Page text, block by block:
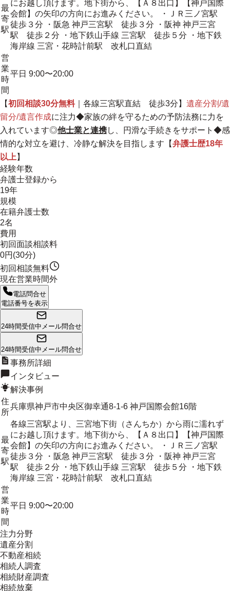
最
寄
駅
にお越し頂けます。地下街から、【Ａ８出口】【神戸国際
会館】の矢印の方向にお進みください。 ・ＪＲ三ノ宮駅
徒歩３分 ・阪急 神戸三宮駅 徒歩３分 ・阪神 神戸三宮
駅 徒歩２分 ・地下鉄山手線 三宮駅 徒歩５分 ・地下鉄
海岸線 三宮・花時計前駅 改札口直結
営
業
時
間
平日 9:00〜20:00
【初回相談30分無料｜各線三宮駅直結 徒歩3分】 遺産分割/遺
留分/遺言作成に注力◆家族の絆を守るための予防法務に力を
入れています◎他士業と連携し、円滑な手続きをサポート◆感
情的な対立を避け、冷静な解決を目指します【弁護士歴18年
以上 】
経験年数
弁護士登録から
19年
規模
在籍弁護士数
2名
費用
初回面談相談料
0円(30分)
初回相談無料
現在営業時間外
電話問合せ
電話番号を表示
24時間受信中 メール問合せ
24時間受信中 メール問合せ
事務所詳細
インタビュー
解決事例
住
所
兵庫県神戸市中央区御幸通8-1-6 神戸国際会館16階
最
寄
駅
各線三宮駅より、三宮地下街（さんちか）から雨に濡れず
にお越し頂けます。地下街から、【Ａ８出口】【神戸国際
会館】の矢印の方向にお進みください。 ・ＪＲ三ノ宮駅
徒歩３分 ・阪急 神戸三宮駅 徒歩３分 ・阪神 神戸三宮
駅 徒歩２分 ・地下鉄山手線 三宮駅 徒歩５分 ・地下鉄
海岸線 三宮・花時計前駅 改札口直結
営
業
時
間
平日 9:00〜20:00
注力分野
遺産分割
不動産相続
相続人調査
相続財産調査
相続放棄